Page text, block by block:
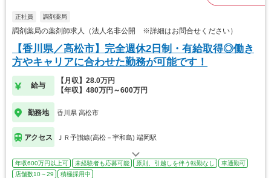
正社員 調剤薬局
調剤薬局の薬剤師求人（法人名非公開 ※詳細はお問合せください）
【香川県／高松市】完全週休2日制・有給取得◎働き
方やキャリアに合わせた勤務が可能です！
給与
【月収】28.0万円
【年収】480万円～600万円
勤務地 香川県 高松市
アクセス ＪＲ予讃線(高松－宇和島) 端岡駅
年収600万円以上可 未経験者も応募可能 原則、引越しを伴う転勤なし
車通勤可
店舗数10～29
積極採用中